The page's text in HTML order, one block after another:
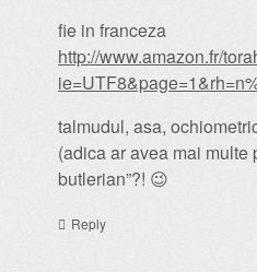
fie in franceza
http://www.amazon.fr/
talmudul, asa,
(adica ar avea mai multe
butlerian”?! 😉
Reply